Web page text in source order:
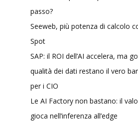
passo?
Seeweb, più potenza di calcolo
Spot
SAP: il ROI dell’AI accelera, ma
qualità dei dati restano il vero
per i CIO
Le AI Factory non bastano: il
gioca nell’inferenza all’edge